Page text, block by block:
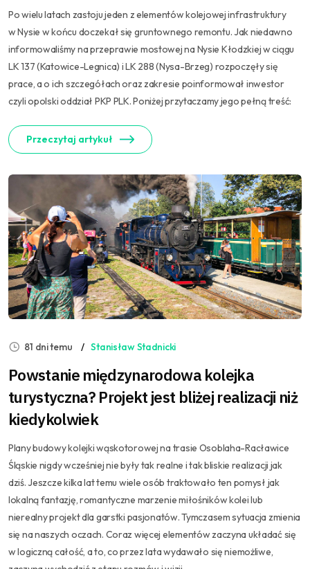
Po wielu latach zastoju jeden z elementów kolejowej infrastruktury
w Nysie w końcu doczekał się gruntownego remontu. Jak niedawno
informowaliśmy na przeprawie mostowej na Nysie Kłodzkiej w ciągu
LK 137 (Katowice-Legnica) i LK 288 (Nysa-Brzeg) rozpoczęły się
prace, a o ich szczegółach oraz zakresie poinformował inwestor
czyli opolski oddział PKP PLK. Poniżej przytaczamy jego pełną treść:
Przeczytaj artykuł
81 dni temu Stanisław Stadnicki
Powstanie międzynarodowa kolejka
turystyczna? Projekt jest bliżej realizacji niż
kiedykolwiek
Plany budowy kolejki wąskotorowej na trasie Osoblaha-Racławice
Śląskie nigdy wcześniej nie były tak realne i tak bliskie realizacji jak
dziś. Jeszcze kilka lat temu wiele osób traktowało ten pomysł jak
lokalną fantazję, romantyczne marzenie miłośników kolei lub
nierealny projekt dla garstki pasjonatów. Tymczasem sytuacja zmienia
się na naszych oczach. Coraz więcej elementów zaczyna układać się
w logiczną całość, a to, co przez lata wydawało się niemożliwe,